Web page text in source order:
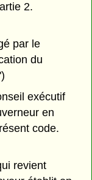
2.
par le
du
exécutif
en
code.
revient